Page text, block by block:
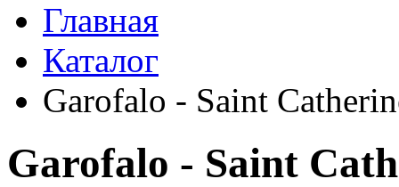
Главная
Каталог
Garofalo - Saint
Garofalo - Saint